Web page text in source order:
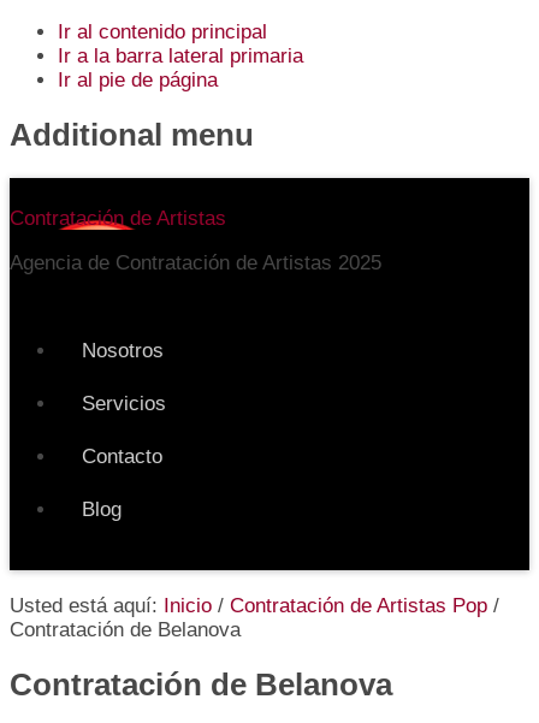
Ir al contenido principal
Ir a la barra lateral primaria
Ir al pie de página
Additional menu
Contratación de Artistas
Agencia de Contratación de Artistas 2025
Nosotros
Servicios
Contacto
Blog
Usted está aquí: Inicio / Contratación de Artistas Pop /
Contratación de Belanova
Contratación de Belanova